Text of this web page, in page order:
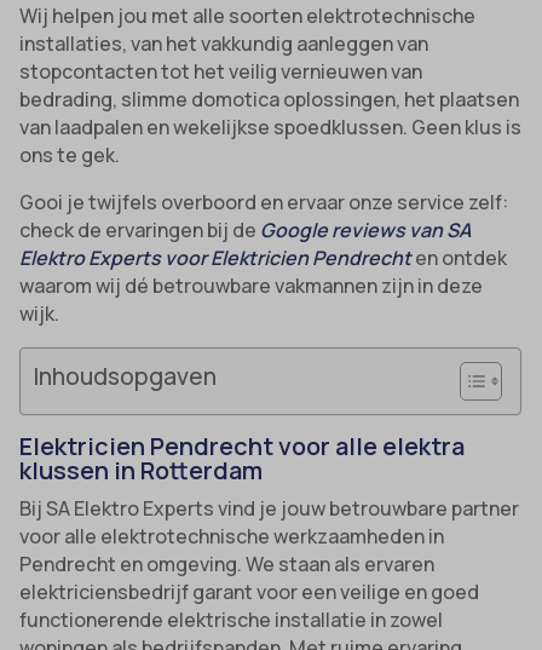
Wij helpen jou met alle soorten elektrotechnische
installaties, van het vakkundig aanleggen van
stopcontacten tot het veilig vernieuwen van
bedrading, slimme domotica oplossingen, het plaatsen
van laadpalen en wekelijkse spoedklussen. Geen klus is
ons te gek.
Gooi je twijfels overboord en ervaar onze service zelf:
check de ervaringen bij de Google reviews van SA
Elektro Experts voor Elektricien Pendrechten ontdek
waarom wij dé betrouwbare vakmannen zijn in deze
wijk.
Inhoudsopgaven
Elektricien Pendrecht voor alle elektra
klussen in Rotterdam
Bij SA Elektro Experts vind je jouw betrouwbare partner
voor alle elektrotechnische werkzaamheden in
Pendrecht en omgeving. We staan als ervaren
elektriciensbedrijf garant voor een veilige en goed
functionerende elektrische installatie in zowel